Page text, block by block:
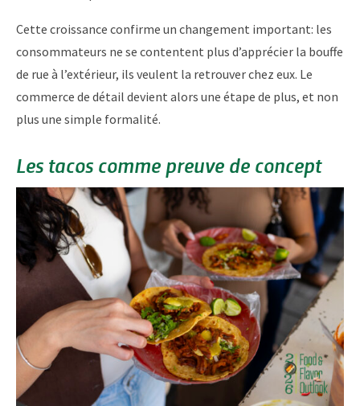
Cette croissance confirme un changement important: les
consommateurs ne se contentent plus d’apprécier la bouffe
de rue à l’extérieur, ils veulent la retrouver chez eux. Le
commerce de détail devient alors une étape de plus, et non
plus une simple formalité.
Les tacos comme preuve de concept